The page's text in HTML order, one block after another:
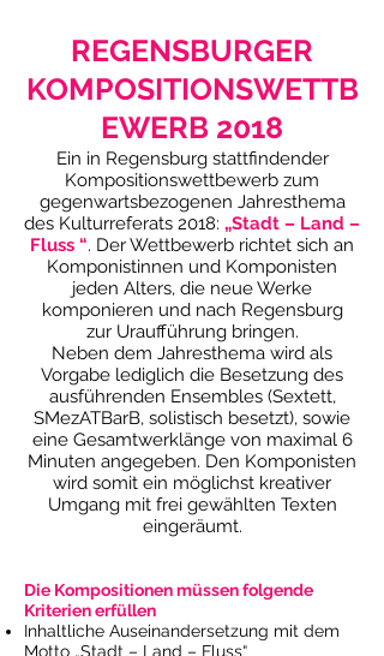
REGENSBURGER
KOMPOSITIONSWETTB
EWERB 2018
Ein in Regensburg stattfindender
Kompositionswettbewerb zum
gegenwartsbezogenen Jahresthema
des Kulturreferats 2018: „Stadt – Land –
Fluss “. Der Wettbewerb richtet sich an
Komponistinnen und Komponisten
jeden Alters, die neue Werke
komponieren und nach Regensburg
zur Uraufführung bringen.
Neben dem Jahresthema wird als
Vorgabe lediglich die Besetzung des
ausführenden Ensembles (Sextett,
SMezATBarB, solistisch besetzt), sowie
eine Gesamtwerklänge von maximal 6
Minuten angegeben. Den Komponisten
wird somit ein möglichst kreativer
Umgang mit frei gewählten Texten
eingeräumt.
Die Kompositionen müssen folgende
Kriterien erfüllen
Inhaltliche Auseinandersetzung mit dem
Motto „Stadt – Land – Fluss“